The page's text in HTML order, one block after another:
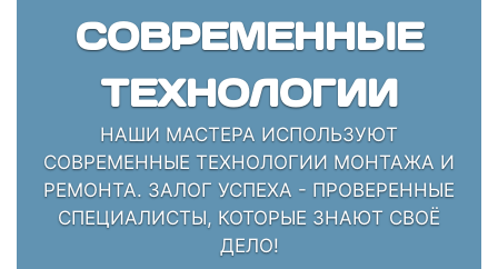
СОВРЕМЕННЫЕ
ТЕХНОЛОГИИ
НАШИ МАСТЕРА ИСПОЛЬЗУЮТ
СОВРЕМЕННЫЕ ТЕХНОЛОГИИ МОНТАЖА И
РЕМОНТА. ЗАЛОГ УСПЕХА - ПРОВЕРЕННЫЕ
СПЕЦИАЛИСТЫ, КОТОРЫЕ ЗНАЮТ СВОЁ
ДЕЛО!